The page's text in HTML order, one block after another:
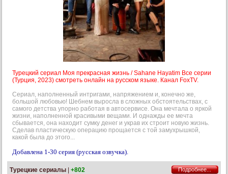
Турецкий сериал Моя прекрасная жизнь / Sahane Hayatim Все серии
(Турция, 2023) смотреть онлайн на русском языке. Канал FoxTV.
Сериал, наполненный интригами, напряжением и, конечно же,
большой любовью! Шебнем выросла в сложных обстоятельствах, с
самого детства упорно работая в автосервисе. Она мечтала о яркой
жизни, наполненной красивыми вещами. И однажды ее мечта
сбывается, она находит сумку денег и украв их строит новую жизнь.
Сделав пластическую операцию прощается с той замухрышкой,
какой была до этого...
Добавлена 1-30 серия (русская озвучка).
Турецкие сериалы +802 Подробнее...